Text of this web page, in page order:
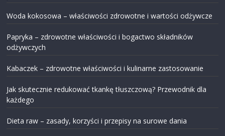
Woda kokosowa – właściwości zdrowotne i wartości odżywcze
Papryka – zdrowotne właściwości i bogactwo składników
odżywczych
Kabaczek – zdrowotne właściwości i kulinarne zastosowanie
Jak skutecznie redukować tkankę tłuszczową? Przewodnik dla
każdego
Dieta raw – zasady, korzyści i przepisy na surowe dania